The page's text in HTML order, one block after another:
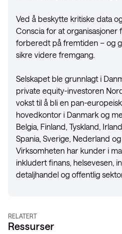
Ved å beskytte kritiske data
Conscia for at organisasjoner
forberedt på fremtiden – og
sikre videre fremgang.
Selskapet ble grunnlagt i
private equity-investoren
vokst til å bli en pan-
hovedkontor i Danmark og
Belgia, Finland, Tyskland,
Spania, Sverige, Nederland
Virksomheten har kunder i
inkludert finans, helsevesen,
detaljhandel og offentlig
RELATERT
Ressurser